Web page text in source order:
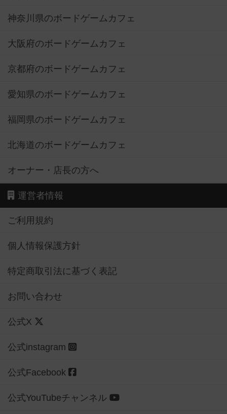
神奈川県のボードゲームカフェ
大阪府のボードゲームカフェ
京都府のボードゲームカフェ
愛知県のボードゲームカフェ
福岡県のボードゲームカフェ
北海道のボードゲームカフェ
オーナー・店長の方へ
運営者情報
ご利用規約
個人情報保護方針
特定商取引法に基づく表記
お問い合わせ
公式X
公式instagram
公式Facebook
公式YouTubeチャンネル